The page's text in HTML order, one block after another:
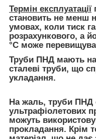
Термін експлуатації
становить не менш
умовах, коли тиск
розрахункового, а
°C може
Труби ПНД мають
сталеві труби, що
укладання.
На жаль, труби ПНД
ультрафіолетових
можуть
прокладання. Крім